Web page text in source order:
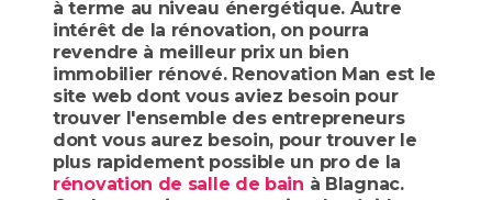
à terme au niveau énergétique. Autre
intérêt de la rénovation, on pourra
revendre à meilleur prix un bien
immobilier rénové. Renovation Man est le
site web dont vous aviez besoin pour
trouver l'ensemble des entrepreneurs
dont vous aurez besoin, pour trouver le
plus rapidement possible un pro de la
rénovation de salle de bain à Blagnac.